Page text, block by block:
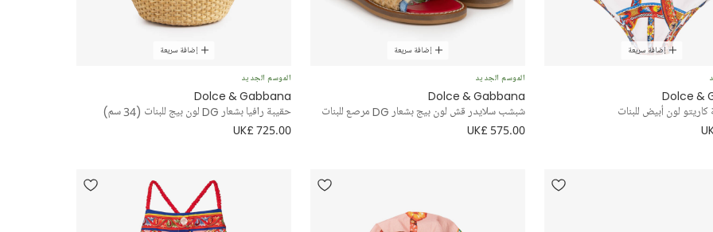
إضافة سريعة
Dolce &
كاريتو لون أبيض للبنات
إضافة سريعة
الموسم الجديد
Dolce & Gabbana
شبشب سلايدر قش لون بيج بشعار DG مرصع للبنات
UK£ 575.00
إضافة سريعة
الموسم الجديد
Dolce & Gabbana
حقيبة رافيا بشعار DG لون بيج للبنات (34 سم)
UK£ 725.00